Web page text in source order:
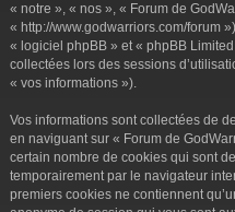
« notre », « nos », « Forum de
« http://www.godwarriors.com/forum
« logiciel phpBB » et « phpBB
collectées lors des sessions
« vos informations »).
Vos informations sont collectées de
en naviguant sur « Forum de
certain nombre de cookies qui sont
temporairement par le navigateur
premiers cookies ne contiennent